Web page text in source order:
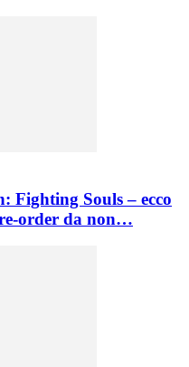
Fighting Souls – ecco
order da non…